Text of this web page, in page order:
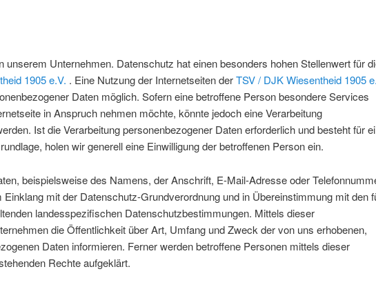
unserem Unternehmen. Datenschutz hat einen besonders hohen Stellenwert für
1905 e.V. . Eine Nutzung der Internetseiten derTSV / DJK Wiesentheid 1905
Daten möglich. Sofern eine betroffene Person besondere Services
in Anspruch nehmen möchte, könnte jedoch eine Verarbeitung
Ist die Verarbeitung personenbezogener Daten erforderlich und besteht für
holen wir generell eine Einwilligung der betroffenen Person ein.
beispielsweise des Namens, der Anschrift, E-Mail-Adresse oder
mit der Datenschutz-Grundverordnung und in Übereinstimmung mit den
landesspezifischen Datenschutzbestimmungen. Mittels dieser
die Öffentlichkeit über Art, Umfang und Zweck der von uns erhobenen,
Daten informieren. Ferner werden betroffene Personen mittels dieser
Rechte aufgeklärt.